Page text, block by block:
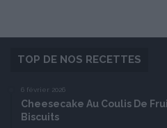
TOP DE NOS RECETTES
6 février 2026
Cheesecake Au Coulis De
Biscuits